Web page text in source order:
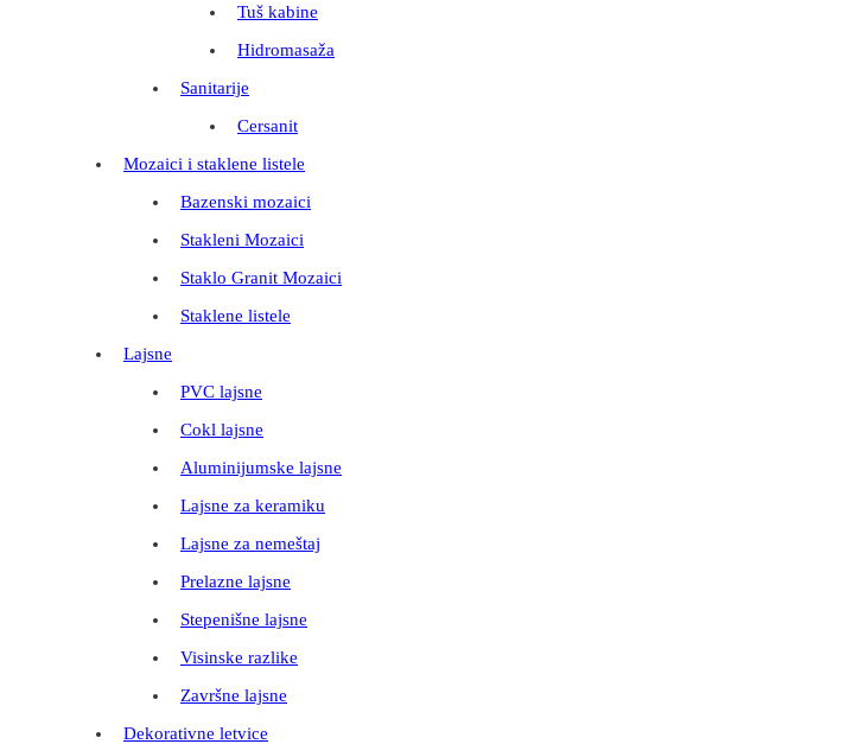
Tuš kabine
Hidromasaža
Sanitarije
Cersanit
Mozaici i staklene listele
Bazenski mozaici
Stakleni Mozaici
Staklo Granit Mozaici
Staklene listele
Lajsne
PVC lajsne
Cokl lajsne
Aluminijumske lajsne
Lajsne za keramiku
Lajsne za nemeštaj
Prelazne lajsne
Stepenišne lajsne
Visinske razlike
Završne lajsne
Dekorativne letvice